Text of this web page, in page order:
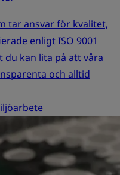
tar ansvar för kvalitet,
enligt ISO 9001
du kan lita på att våra
och alltid